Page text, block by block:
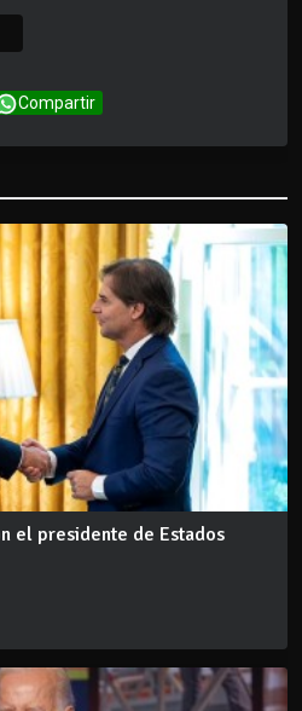
Compartir
el presidente de Estados